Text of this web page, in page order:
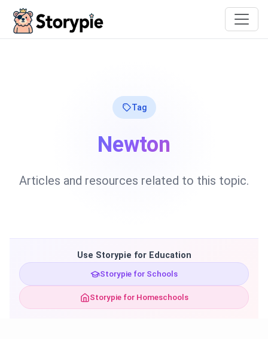
Tag
Newton
Articles and resources related to this topic.
Use Storypie for Education
Storypie for Schools
Storypie for Homeschools